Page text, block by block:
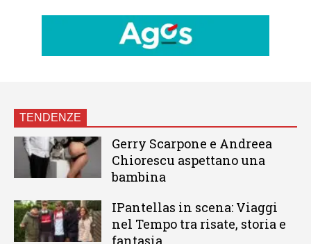
TENDENZE
Gerry Scarpone e Andreea
Chiorescu aspettano una
bambina
IPantellas in scena: Viaggi
nel Tempo tra risate, storia e